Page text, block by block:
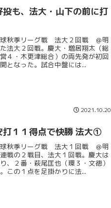
投も、法大・山下の前に打
球秋季リーグ戦 法大２回戦 ＠明
法大２回戦。慶大・増居翔太（総
４・木更津総合）の両先発が初回
となった。試合中盤には...
2021.10.20
打１１得点で快勝 法大①
球秋季リーグ戦 法大１回戦 ＠明
戦の２戦目、法大１回戦。慶大は
、２番・萩尾匡也（環３・文徳）
この１点を足掛かりに法...